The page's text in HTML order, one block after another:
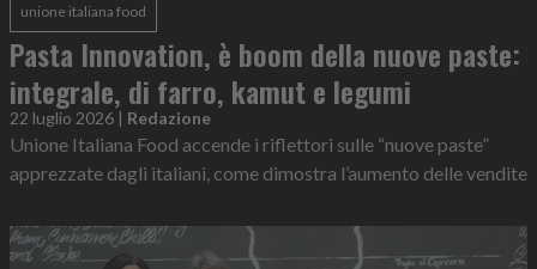
unione italiana food
Pasta Innovation, è boom della nuove paste:
integrale, di farro, kamut e legumi
22 luglio 2026 | Redazione
Unione Italiana Food accende i riflettori sulle “nuove paste”
apprezzate dagli italiani, come dimostra l’aumento delle vendite